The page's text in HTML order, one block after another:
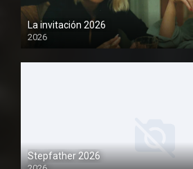
La invitación 2026
2026
1080P
Stepfather 2026